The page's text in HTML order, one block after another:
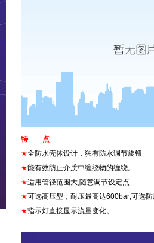
特 点
★全防水壳体设计，独有防水调节旋钮
★能有效防止介质中缠绕物的缠绕。
★适用管径范围大,随意调节设定点
★可选高压型，耐压最高达600bar;可选
★指示灯直接显示流量变化。